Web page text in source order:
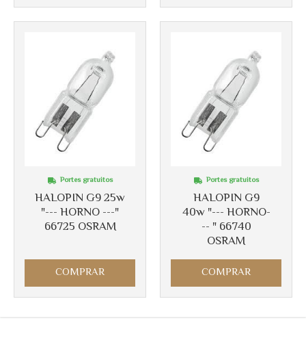
HALOPIN G9 25w
"--- HORNO ---"
66725 OSRAM
Portes gratuitos
COMPRAR
HALOPIN G9
40w "--- HORNO-
-- " 66740
OSRAM
Portes gratuitos
COMPRAR